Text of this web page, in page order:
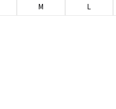
M L